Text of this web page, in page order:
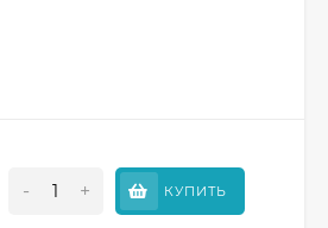
- + КУПИТЬ